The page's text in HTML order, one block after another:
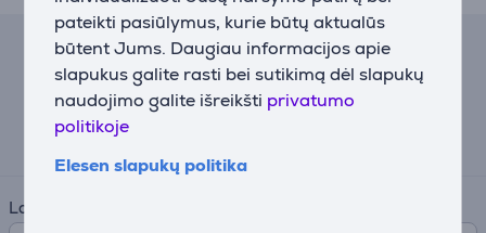
pateikti pasiūlymus, kurie būtų aktualūs
būtent Jums. Daugiau informacijos apie
slapukus galite rasti bei sutikimą dėl slapukų
naudojimo galite išreikšti privatumo
politikoje
Elesen slapukų politika
Lizingo skaičiuoklė
Preliminari mėnesinė įmoka
Laikotarpis